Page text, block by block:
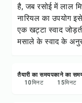
है, जब रसोई में लाल
नारियल का उपयोग
एक खट्टा स्वाद
मसाले के स्वाद के
तैयारी का समय
10मिनट
पकाने का
15मिनट